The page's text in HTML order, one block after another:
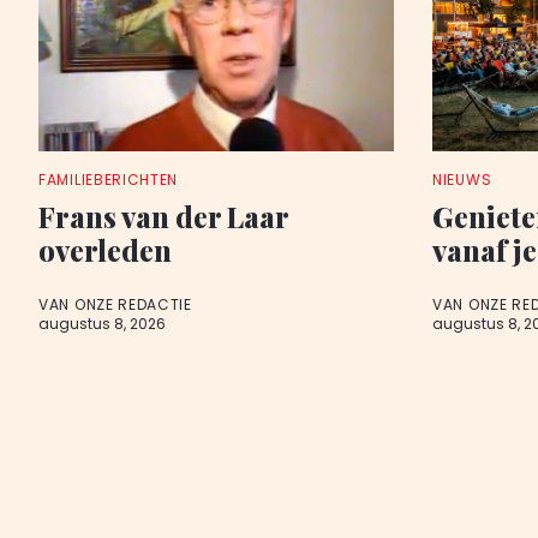
FAMILIEBERICHTEN
Frans van der Laar
overleden
VAN ONZE REDACTIE
augustus 8, 2026
NIEUWS
vanaf
VAN ONZE
augustus 8,